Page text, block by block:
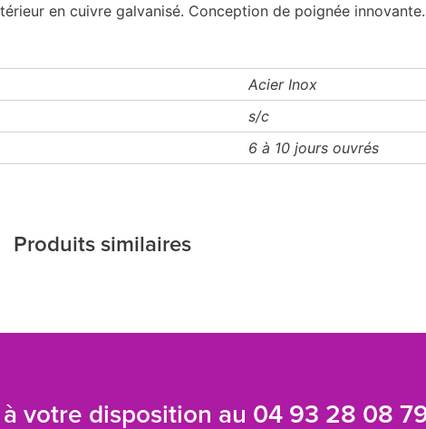
en cuivre galvanisé. Conception de poignée innovante.
Acier Inox
s/c
6 à 10 jours ouvrés
Produits similaires
votre disposition au 04 93 28 08